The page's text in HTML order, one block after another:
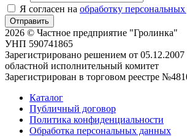
Я согласен на обработку
Отправить
2026 © Частное предприятие "Гролинка"
УНП 590741865
Зарегистрировано решением от
областной исполнительный комитет
Зарегистрирован в торговом реестре
Каталог
Публичный договор
Политика конфиденциальности
Обработка персональных данных